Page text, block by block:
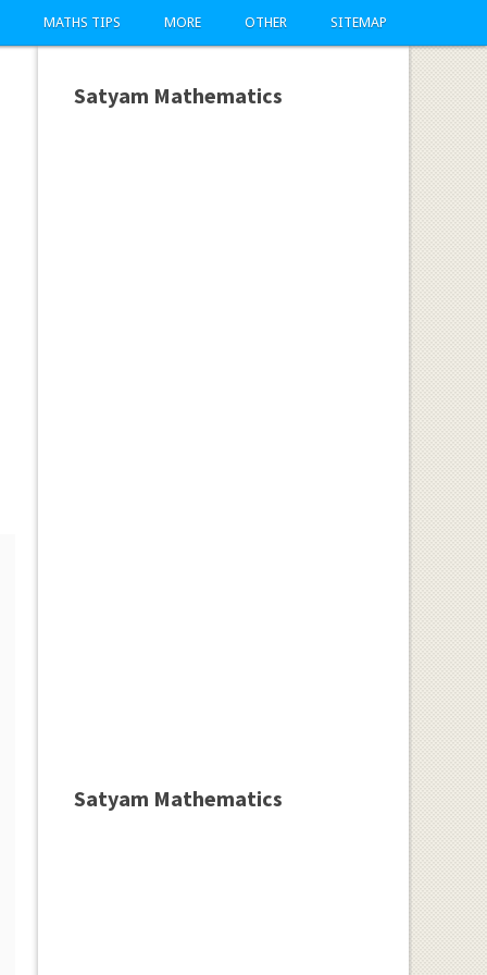
MATHS TIPS MORE OTHER SITEMAP
Satyam Mathematics
Satyam Mathematics